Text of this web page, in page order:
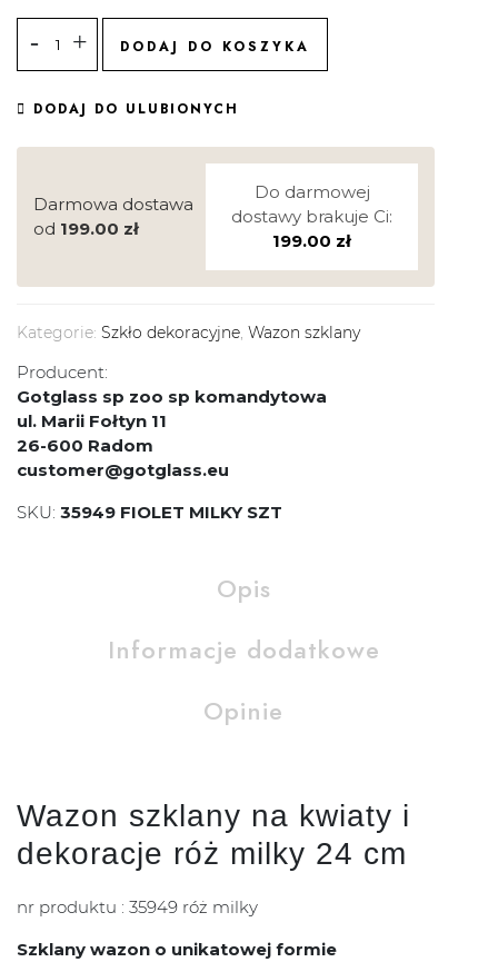
DODAJ DO KOSZYKA
DODAJ DO ULUBIONYCH
Darmowa dostawa
od 199.00 zł
Do darmowej
dostawy brakuje Ci:
199.00 zł
Kategorie: Szkło dekoracyjne, Wazon szklany
Producent:
Gotglass sp zoo sp komandytowa
ul. Marii Fołtyn 11
26-600 Radom
customer@gotglass.eu
SKU: 35949 FIOLET MILKY SZT
Opis
Informacje dodatkowe
Opinie
Wazon szklany na kwiaty i
dekoracje róż milky 24 cm
nr produktu : 35949 róż milky
Szklany wazon o unikatowej formie